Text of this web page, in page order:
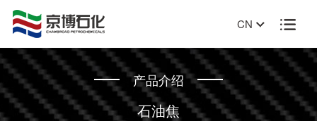

CN
产品介绍
石油焦